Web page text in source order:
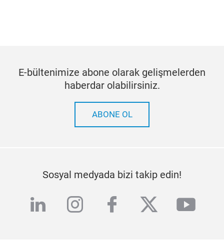
E-bültenimize abone olarak gelişmelerden
haberdar olabilirsiniz.
ABONE OL
Sosyal medyada bizi takip edin!
linkedininstagram
facebook
twitter